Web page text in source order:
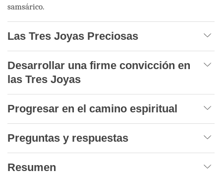
samsárico.
Las Tres Joyas Preciosas
Desarrollar una firme convicción en
las Tres Joyas
Progresar en el camino espiritual
Preguntas y respuestas
Resumen